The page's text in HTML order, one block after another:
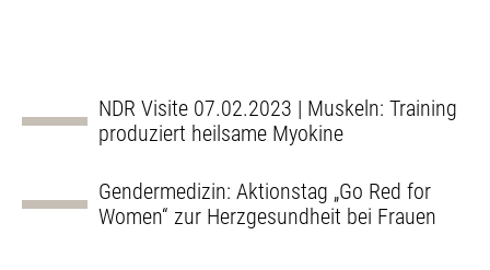
NDR Visite 07.02.2023 | Muskeln: Training
produziert heilsame Myokine
Gendermedizin: Aktionstag „Go Red for
Women“ zur Herzgesundheit bei Frauen